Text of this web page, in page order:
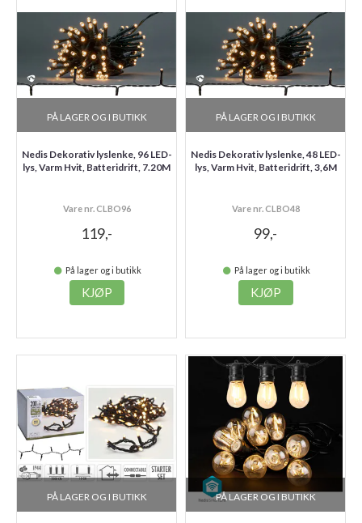
PÅ LAGER OG I BUTIKK
Nedis Dekorativ lyslenke, 96 LED-
lys, Varm Hvit, Batteridrift, 7.20M
Vare nr. CLBO96
119,-
På lager og i butikk
KJØP
PÅ LAGER OG I BUTIKK
Nedis Dekorativ lyslenke, 48 LED-
lys, Varm Hvit, Batteridrift, 3,6M
Vare nr. CLBO48
99,-
På lager og i butikk
KJØP
PÅ LAGER OG I BUTIKK PÅ LAGER OG I BUTIKK